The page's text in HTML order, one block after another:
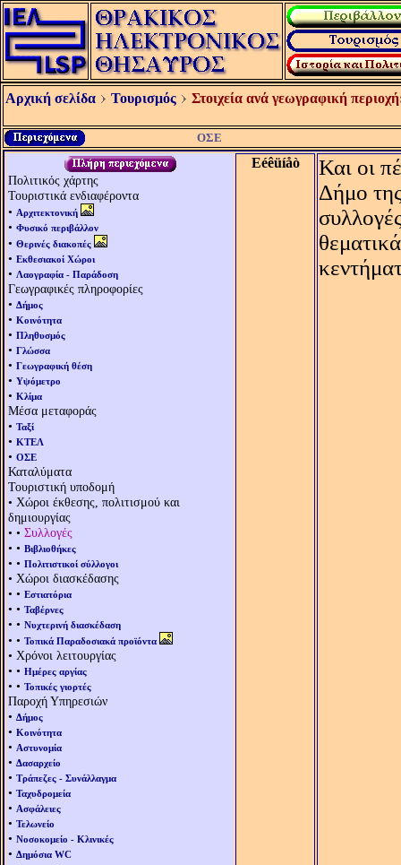
Αρχική σελίδα Τουρισμός Στοιχεία ανά γεωγραφική
ΟΣΕ
Πολιτικός χάρτης
Τουριστικά ενδιαφέροντα
• Αρχιτεκτονική
• Φυσικό περιβάλλον
• Θερινές διακοπές
• Εκθεσιακοί Χώροι
• Λαογραφία - Παράδοση
Γεωγραφικές πληροφορίες
• Δήμος
• Κοινότητα
• Πληθυσμός
• Γλώσσα
• Γεωγραφική θέση
• Υψόμετρο
• Κλίμα
Μέσα μεταφοράς
• Ταξί
• ΚΤΕΛ
• ΟΣΕ
Καταλύματα
Τουριστική υποδομή
• Χώροι έκθεσης, πολιτισμού και
δημιουργίας
• • Συλλογές
• • Βιβλιοθήκες
• • Πολιτιστικοί σύλλογοι
• Χώροι διασκέδασης
• • Εστιατόρια
• • Ταβέρνες
• • Νυχτερινή διασκέδαση
• • Τοπικά Παραδοσιακά προϊόντα
• Χρόνοι λειτουργίας
• • Ημέρες αργίας
• • Τοπικές γιορτές
Παροχή Υπηρεσιών
• Δήμος
• Κοινότητα
• Αστυνομία
• Δασαρχείο
• Τράπεζες - Συνάλλαγμα
• Ταχυδρομεία
• Ασφάλειες
• Τελωνείο
• Νοσοκομείο - Κλινικές
• Δημόσια WC
Eéêüíåò
Και οι
Δήμο